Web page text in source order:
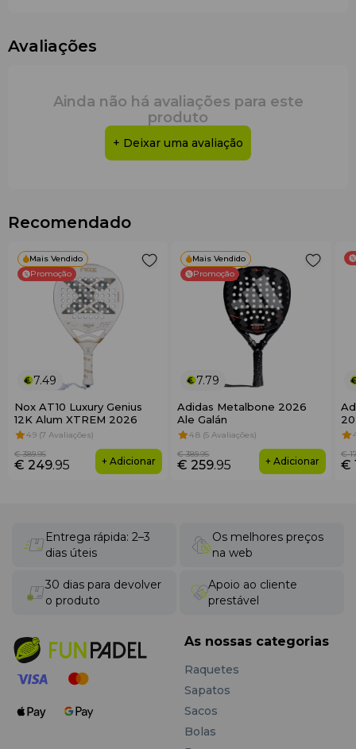
Avaliações
Ainda não há avaliações para este
produto
+ Deixar uma avaliação
Recomendado
Mais Vendido
Promoção
7.49
Nox AT10 Luxury Genius
12K Alum XTREM 2026
4.9 (7 Avaliações)
€ 249.95
€ 389.95
+ Adicionar
Mais Vendido
Promoção
7.79
Adidas Metalbone 2026
Ale Galán
4.8 (5 Avaliações)
€ 259.95
€ 389.95
+ Adicionar €
€
Entrega rápida: 2–3
dias úteis
Os melhores preços
na web
30 dias para devolver
o produto
Apoio ao cliente
prestável
As nossas categorias
Raquetes
Sapatos
Sacos
Bolas